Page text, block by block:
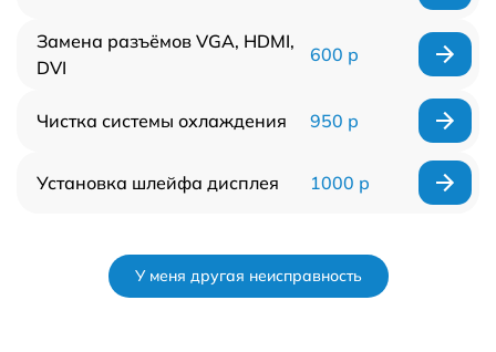
Замена разъёмов VGA, HDMI,
DVI
600 р
Чистка системы охлаждения 950 р
Установка шлейфа дисплея 1000 р
У меня другая неисправность